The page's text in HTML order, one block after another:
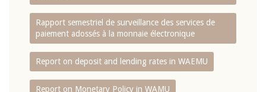
Rapport semestriel de surveillance des services de
paiement adossés à la monnaie électronique
Report on deposit and lending rates in WAEMU
Report on Monetary Policy in WAMU